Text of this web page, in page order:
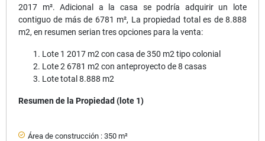
2017 m². Adicional a la casa se podría adquirir un lote
contiguo de más de 6781 m², La propiedad total es de 8.888
m2, en resumen serian tres opciones para la venta:
Lote 1 2017 m2 con casa de 350 m2 tipo colonial
Lote 2 6781 m2 con anteproyecto de 8 casas
Lote total 8.888 m2
Resumen de la Propiedad (lote 1)
Área de construcción : 350 m²